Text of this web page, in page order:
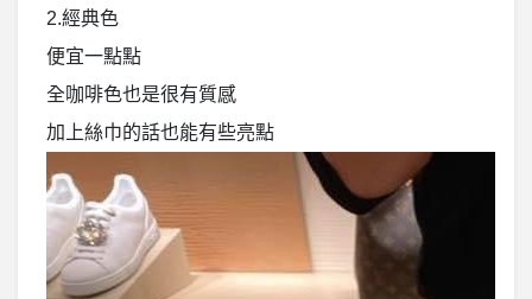
2.經典色
便宜一點點
全咖啡色也是很有質感
加上絲巾的話也能有些亮點